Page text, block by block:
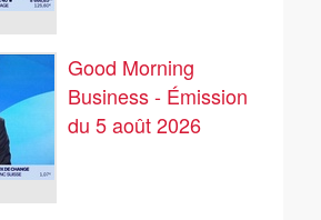
Good Morning
Business - Émission
du 5 août 2026